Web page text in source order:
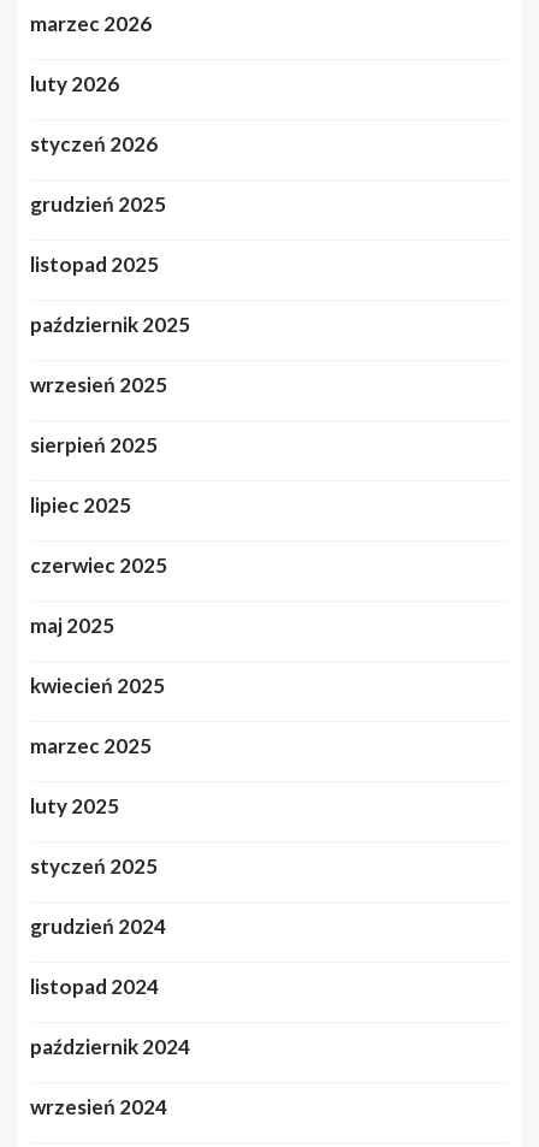
marzec 2026
luty 2026
styczeń 2026
grudzień 2025
listopad 2025
październik 2025
wrzesień 2025
sierpień 2025
lipiec 2025
czerwiec 2025
maj 2025
kwiecień 2025
marzec 2025
luty 2025
styczeń 2025
grudzień 2024
listopad 2024
październik 2024
wrzesień 2024